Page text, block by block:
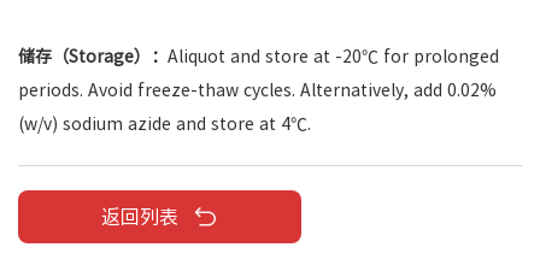
储存（Storage）： Aliquot and store at -20℃ for prolonged
periods. Avoid freeze-thaw cycles. Alternatively, add 0.02%
(w/v) sodium azide and store at 4℃.
返回列表